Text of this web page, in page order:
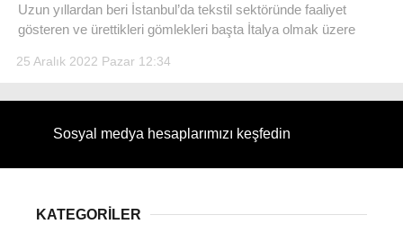
WhatsApp İhbar Hattı
Uzun yıllardan beri İstanbul’da tekstil sektöründe faaliyet
gösteren ve ürettikleri gömlekleri başta İtalya olmak üzere
25 Aralık 2022 Pazar 12:34
Sosyal medya hesaplarımızı keşfedin
KATEGORİLER